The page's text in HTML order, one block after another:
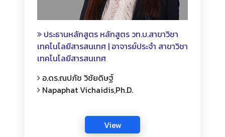
ประธานหลักสูตร หลักสูตร วท.บ.สาขาวิชา
เทคโนโลยีสารสนเทศ | อาจารย์ประจำ สาขาวิชา
เทคโนโลยีสารสนเทศ
อ.ดร.ณปภัช วิชัยดิษฐ์
Napaphat Vichaidis,Ph.D.